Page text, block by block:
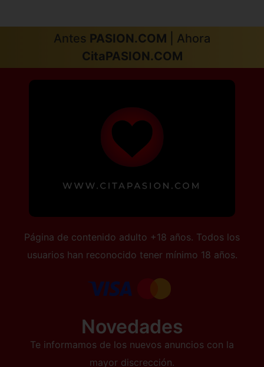
Antes PASION.COM | Ahora
CitaPASION.COM
Página de contenido adulto +18 años. Todos los
usuarios han reconocido tener mínimo 18 años.
Novedades
Te informamos de los nuevos anuncios con la
mayor discrección.